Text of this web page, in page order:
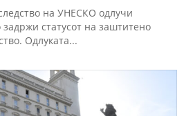
на УНЕСКО одлучи
статусот на заштитено
Одлуката...